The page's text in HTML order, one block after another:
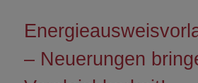
– Neuerungen